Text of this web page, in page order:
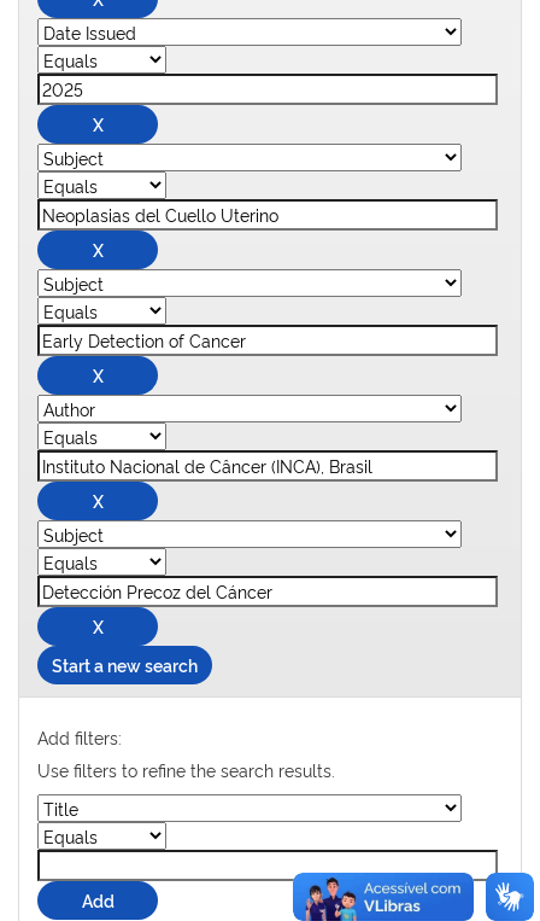
Start a new search
Add filters:
Use filters to refine the search results.